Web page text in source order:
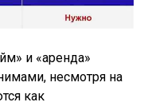
и «аренда»
несмотря на
как